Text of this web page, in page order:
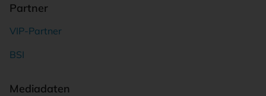
Partner
VIP-Partner
BSI
Mediadaten